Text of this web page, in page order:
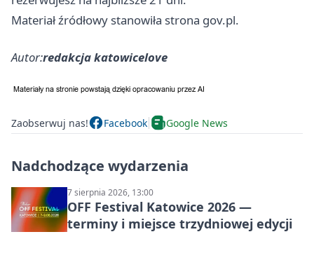
Materiał źródłowy stanowiła strona gov.pl.
Autor:redakcja katowicelove
Zaobserwuj nas! Facebook Google News
Nadchodzące wydarzenia
7 sierpnia 2026, 13:00
OFF Festival Katowice 2026 —
terminy i miejsce trzydniowej edycji